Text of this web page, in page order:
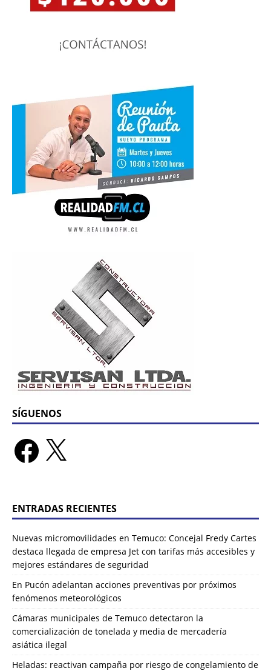
SÍGUENOS
ENTRADAS RECIENTES
Nuevas micromovilidades en Temuco: Concejal Fredy Cartes
destaca llegada de empresa Jet con tarifas más accesibles y
mejores estándares de seguridad
En Pucón adelantan acciones preventivas por próximos
fenómenos meteorológicos
Cámaras municipales de Temuco detectaron la
comercialización de tonelada y media de mercadería
asiática ilegal
Heladas: reactivan campaña por riesgo de congelamiento de